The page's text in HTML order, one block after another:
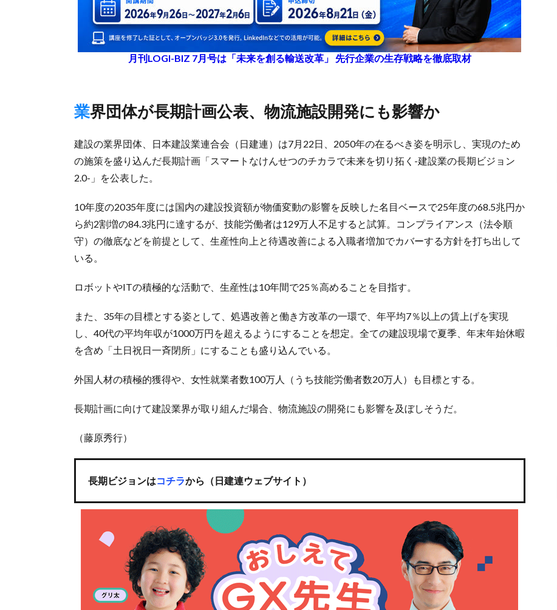
月刊LOGI-BIZ 7月号は「未来を創る輸送改革」 先行企業の生存戦略を徹底取材
業界団体が長期計画公表、物流施設開発にも影響か
建設の業界団体、日本建設業連合会（日建連）は7月22日、2050年の在るべき姿を明示し、実現のため
の施策を盛り込んだ長期計画「スマートなけんせつのチカラで未来を切り拓く-建設業の長期ビジョン
2.0-」を公表した。
10年度の2035年度には国内の建設投資額が物価変動の影響を反映した名目ベースで25年度の68.5兆円か
ら約2割増の84.3兆円に達するが、技能労働者は129万人不足すると試算。コンプライアンス（法令順
守）の徹底などを前提として、生産性向上と待遇改善による入職者増加でカバーする方針を打ち出して
いる。
ロボットやITの積極的な活動で、生産性は10年間で25％高めることを目指す。
また、35年の目標とする姿として、処遇改善と働き方改革の一環で、年平均7％以上の賃上げを実現
し、40代の平均年収が1000万円を超えるようにすることを想定。全ての建設現場で夏季、年末年始休暇
を含め「土日祝日一斉閉所」にすることも盛り込んでいる。
外国人材の積極的獲得や、女性就業者数100万人（うち技能労働者数20万人）も目標とする。
長期計画に向けて建設業界が取り組んだ場合、物流施設の開発にも影響を及ぼしそうだ。
（藤原秀行）
長期ビジョンはコチラから（日建連ウェブサイト）